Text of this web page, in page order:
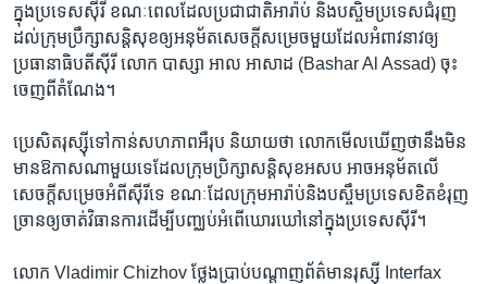
រកក្នុង​ប្រទេស​ស៊ីរី ខណៈ​ពេល​ដែល​ប្រជាជាតិ​អារ៉ាប់​ និង​បស្ចិម​ប្រទេស​ជំរុញ​
ដល់​ក្រុមប្រឹក្សា​សន្តិសុខ​ឲ្យ​អនុម័ត​សេចក្ដី​សម្រេច​មួយ​ដែល​អំពាវនាវ​ឲ្យ​
ប្រធានាធិបតី​ស៊ីរី លោក បាស្សា អាល អាសាដ (Bashar Al Assad) ចុះ​
ចេញ​ពី​តំណែង។
ប្រេសិត​រុស្ស៊ី​ទៅ​កាន់​សហភាព​អឺរុប​ និយាយ​ថា​ លោក​មើល​ឃើញ​ថា​នឹងមិន​
មាន​ឱកាស​ណា​មួយ​ទេ​ដែល​ក្រុម​ប្រិក្សា​សន្ដិសុខ​អសប​ អាច​អនុម័ត​លើ
សេចក្ដី​សម្រេច​អំពី​ស៊ីរី​ទេ​ ខណៈ​ដែល​ក្រុម​អារ៉ាប់​និង​បស្ចឹមប្រទេស​ខិតខំ​រុញ​
ច្រាន​ឲ្យ​ចាត់​វិធានការ​ដើម្បី​បញ្ឈប់​អំពើ​ឃោរឃៅ​នៅ​ក្នុង​ប្រទេស​ស៊ីរី។​
លោក​ Vladimir Chizhov ថ្លែង​ប្រាប់​បណ្ដាញ​ព័ត៌មាន​រុស្ស៊ី Interfax